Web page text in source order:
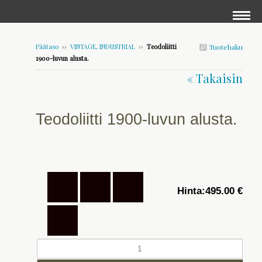
Tuotehaku
Päätaso ›› VINTAGE, INDUSTRIAL ›› Teodoliitti
1900-luvun alusta.
« Takaisin
Teodoliitti 1900-luvun alusta.
Hinta:495.00 €